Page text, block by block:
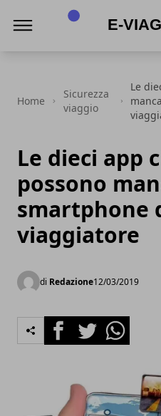
Home
Sicurezza
viaggio
Le
Le dieci app
possono
smartphone
viaggiatore
di Redazione12/03/2019
FacebookTwitterWhatsapp